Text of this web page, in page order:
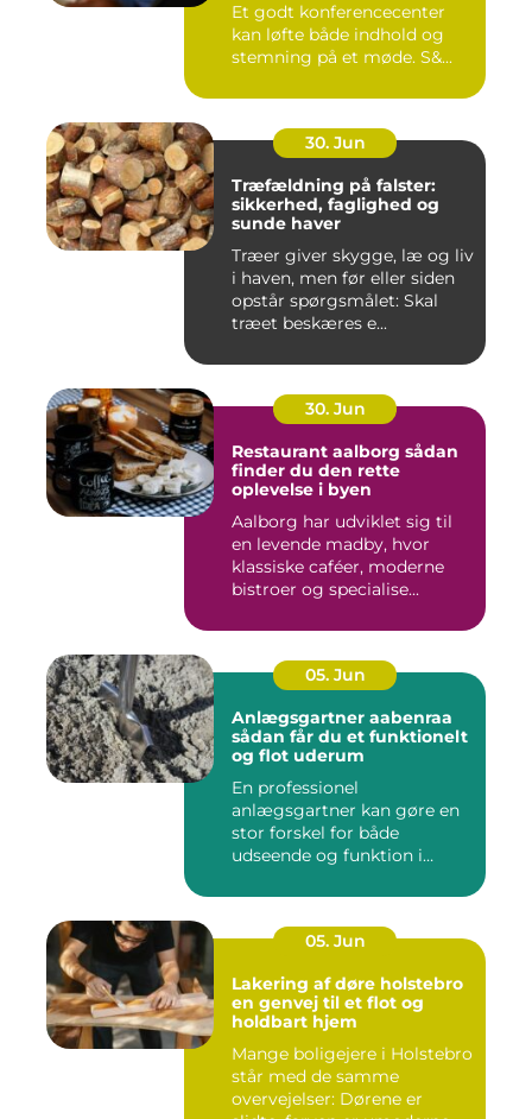
Et godt konferencecenter
kan løfte både indhold og
stemning på et møde. S&...
30. Jun
Træfældning på falster:
sikkerhed, faglighed og
sunde haver
Træer giver skygge, læ og liv
i haven, men før eller siden
opstår spørgsmålet: Skal
træet beskæres e...
30. Jun
Restaurant aalborg sådan
finder du den rette
oplevelse i byen
Aalborg har udviklet sig til
en levende madby, hvor
klassiske caféer, moderne
bistroer og specialise...
05. Jun
Anlægsgartner aabenraa
sådan får du et funktionelt
og flot uderum
En professionel
anlægsgartner kan gøre en
stor forskel for både
udseende og funktion i
05. Jun
Lakering af døre holstebro
en genvej til et flot og
holdbart hjem
Mange boligejere i Holstebro
står med de samme
overvejelser: Dørene er